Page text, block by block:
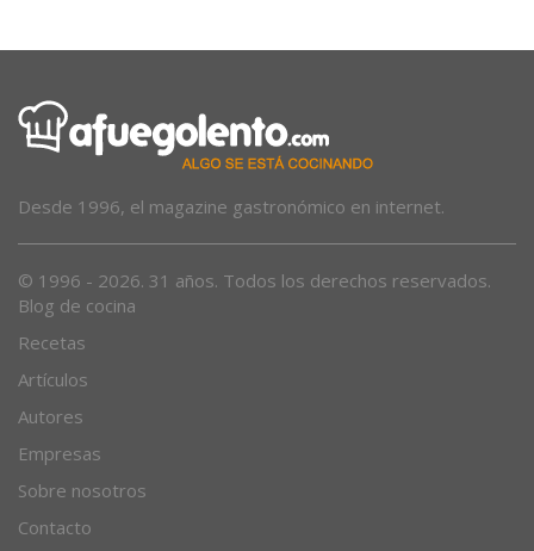
Blog de cocina
Recetas
Artículos
Autores
Empresas
Sobre nosotros